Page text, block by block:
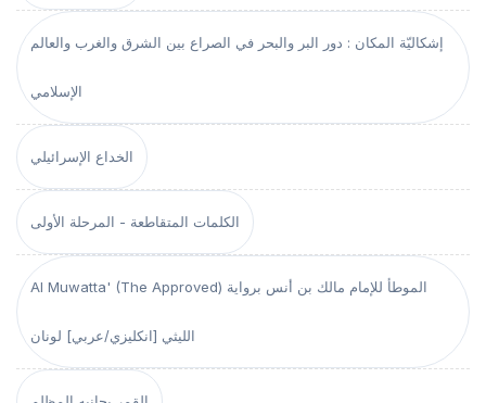
إشكاليّة المكان : دور البر والبحر في الصراع بين الشرق والغرب والعالم
الإسلامي
الخداع الإسرائيلي
الكلمات المتقاطعة - المرحلة الأولى
Al Muwatta' (The Approved) الموطأ للإمام مالك بن أنس برواية
الليثي [انكليزي/عربي] لونان